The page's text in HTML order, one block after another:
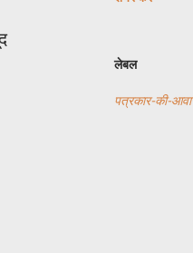
लेबल
पत्रकार-की-